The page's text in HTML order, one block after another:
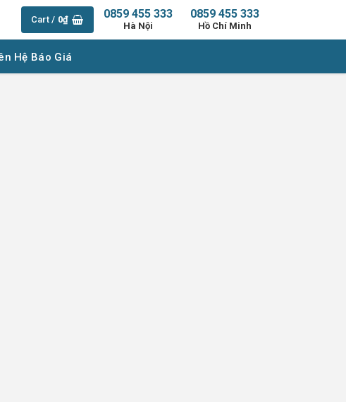
Cart / 0₫ 0859 455 333
Hồ Chí Minh
0859 455 333
Hà Nội
Hệ Báo Giá